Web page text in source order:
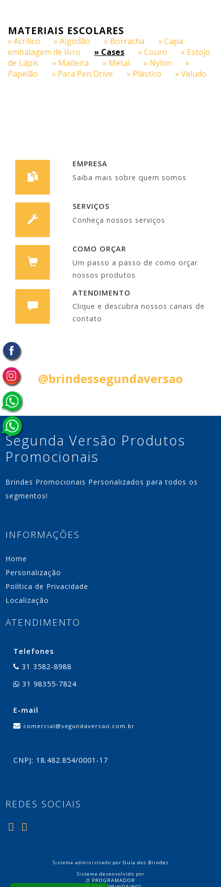
MATERIAIS ESCOLARES
» Acrílico » Algodão » Borracha » Capa
embalagem de livro » Cases » Couro » Estojo
de Lápis » Madeira » Metal » Nylon »
Papelão » Para Pen Drive » Plástico » Veludo
EMPRESA
Saiba mais sobre quem somos
SERVIÇOS
Conheça nossos serviços
COMO ORÇAR
Um passo a passo de como orçar
nossos produtos
ATENDIMENTO
Clique e descubra nossos canais de
contato
@brindessegundaversao
Segunda Versão Produtos
Promocionais
Brindes Promocionais Personalizados para todos os
segmentos!
INFORMAÇÕES
Home
Personalização
Política de Privacidade
Localização
ATENDIMENTO
Telefones
31 3582-8988
31 98355-7824
E-mail
comercial@segundaversao.com.br
CNPJ: 18.482.854/0001-17
REDES SOCIAIS
Sistema administrado por Guia dos Brindes
Sistema desenvolvido por
O PROGRAMADOR